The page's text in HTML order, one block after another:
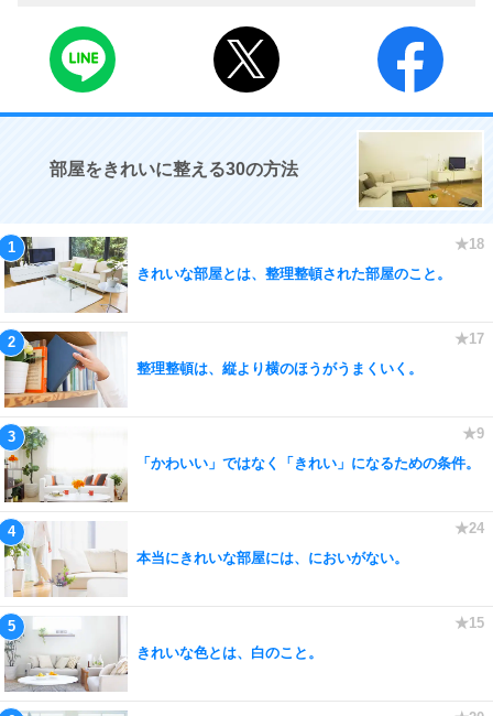
部屋をきれいに整える30の方法
きれいな部屋とは、整理整頓された部屋のこと。
整理整頓は、縦より横のほうがうまくいく。
「かわいい」ではなく「きれい」になるための条件。
本当にきれいな部屋には、においがない。
きれいな色とは、白のこと。